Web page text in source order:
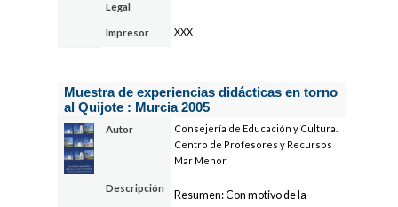
Legal
Impresor XXX
Muestra de experiencias didácticas en torno
al Quijote : Murcia 2005
Autor
Consejería de Educación y Cultura.
Centro de Profesores y Recursos
Mar Menor
Descripción
Resumen: Con motivo de la